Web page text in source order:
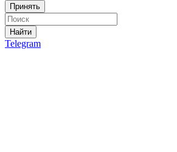
Принять
Найти
Telegram